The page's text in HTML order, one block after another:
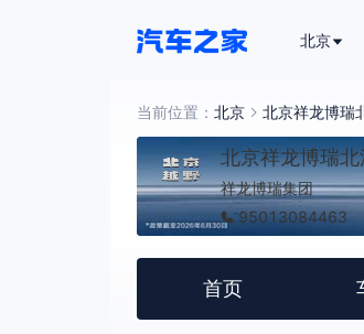
北京
当前位置： 北京 北京祥龙博瑞
北京祥龙博瑞北
祥龙博瑞集团
95013084463
首页